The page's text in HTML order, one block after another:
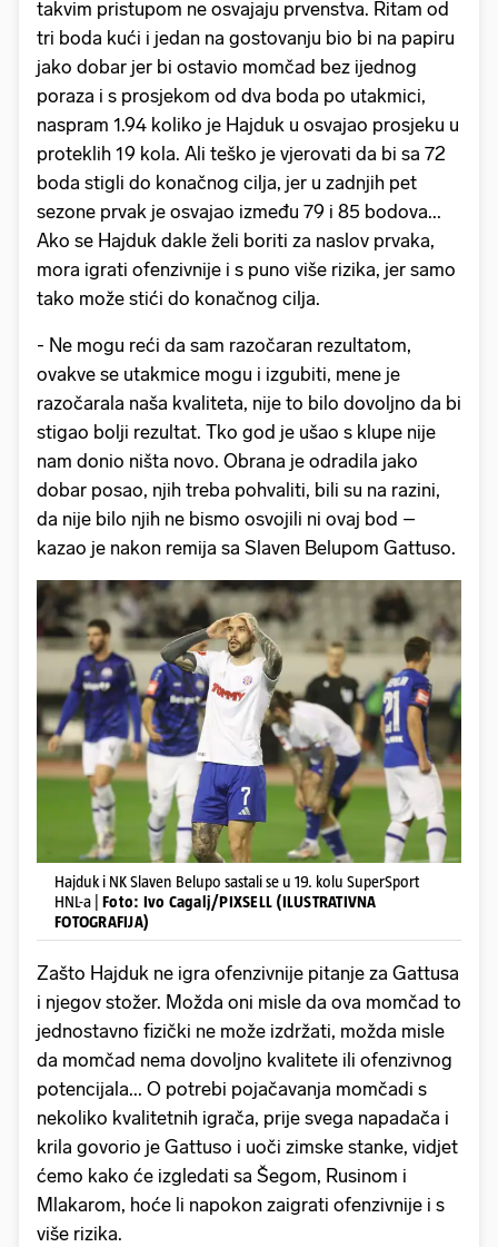
takvim pristupom ne osvajaju prvenstva. Ritam od
tri boda kući i jedan na gostovanju bio bi na papiru
jako dobar jer bi ostavio momčad bez ijednog
poraza i s prosjekom od dva boda po utakmici,
naspram 1.94 koliko je Hajduk u osvajao prosjeku u
proteklih 19 kola. Ali teško je vjerovati da bi sa 72
boda stigli do konačnog cilja, jer u zadnjih pet
sezone prvak je osvajao između 79 i 85 bodova...
Ako se Hajduk dakle želi boriti za naslov prvaka,
mora igrati ofenzivnije i s puno više rizika, jer samo
tako može stići do konačnog cilja.
- Ne mogu reći da sam razočaran rezultatom,
ovakve se utakmice mogu i izgubiti, mene je
razočarala naša kvaliteta, nije to bilo dovoljno da bi
stigao bolji rezultat. Tko god je ušao s klupe nije
nam donio ništa novo. Obrana je odradila jako
dobar posao, njih treba pohvaliti, bili su na razini,
da nije bilo njih ne bismo osvojili ni ovaj bod –
kazao je nakon remija sa Slaven Belupom Gattuso.
Hajduk i NK Slaven Belupo sastali se u 19. kolu SuperSport
HNL-a | Foto: Ivo Cagalj/PIXSELL (ILUSTRATIVNA
FOTOGRAFIJA)
Zašto Hajduk ne igra ofenzivnije pitanje za Gattusa
i njegov stožer. Možda oni misle da ova momčad to
jednostavno fizički ne može izdržati, možda misle
da momčad nema dovoljno kvalitete ili ofenzivnog
potencijala... O potrebi pojačavanja momčadi s
nekoliko kvalitetnih igrača, prije svega napadača i
krila govorio je Gattuso i uoči zimske stanke, vidjet
ćemo kako će izgledati sa Šegom, Rusinom i
Mlakarom, hoće li napokon zaigrati ofenzivnije i s
više rizika.